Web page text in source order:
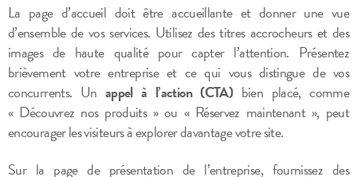
La page d’accueil doit être accueillante et donner une vue
d’ensemble de vos services. Utilisez des titres accrocheurs et des
images de haute qualité pour capter l’attention. Présentez
brièvement votre entreprise et ce qui vous distingue de vos
concurrents. Un appel à l’action (CTA)bien placé, comme
« Découvrez nos produits » ou « Réservez maintenant », peut
encourager les visiteurs à explorer davantage votre site.
Sur la page de présentation de l’entreprise, fournissez des